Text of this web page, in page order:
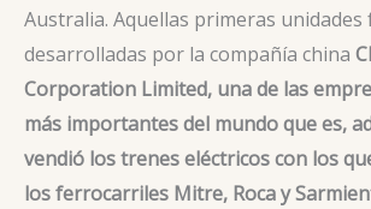
Australia. Aquellas primeras
desarrolladas por la compañía china
Corporation Limited, una de las
más importantes del mundo que es,
vendió los trenes eléctricos con los
los ferrocarriles Mitre, Roca y